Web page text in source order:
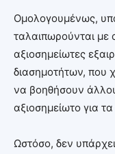
Ομολογουμένως,
ταλαιπωρούνται
αξιοσημείωτες
διασημοτήτων, που
να βοηθήσουν
αξιοσημείωτο για
Ωστόσο, δεν